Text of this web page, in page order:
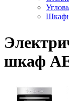
шкаф